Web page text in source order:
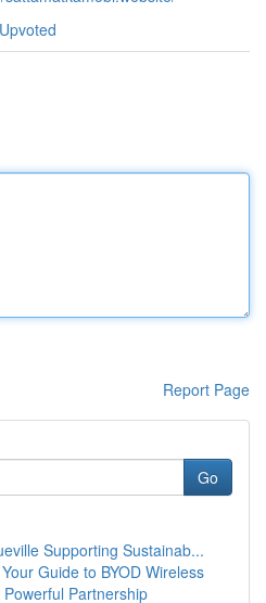
Report Page
Go
Supporting Sustainab...
Guide to BYOD Wireless
Partnership